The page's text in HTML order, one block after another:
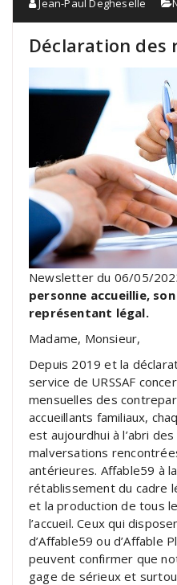
Déclaration des
Newsletter du 06/05/
personne accueillie,
représentant légal.
Madame, Monsieur,
Depuis 2019 et la
service de URSSAF
mensuelles des
accueillants familiaux,
est aujourdhui à l’abri
malversations
antérieures. Affable59 à
rétablissement du cadre
et la production de tous
l’accueil. Ceux qui
d’Affable59 ou d’Affable
peuvent confirmer que
gage de sérieux et